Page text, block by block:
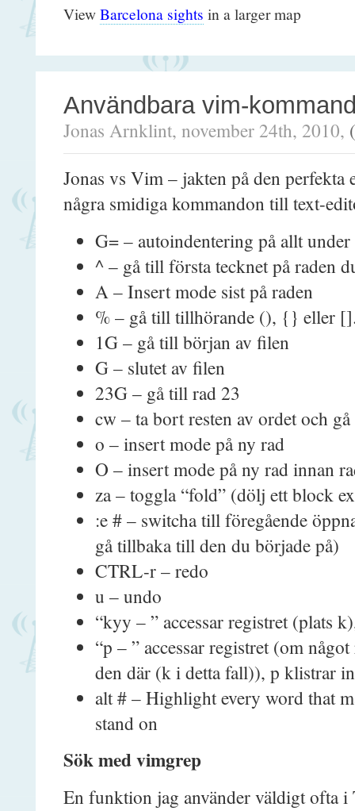
ViewBarcelona sights in a larger map
Användbara vim-
Jonas Arnklint, november 24th, 2010,
Jonas vs Vim – jakten på den
några smidiga kommandon till text-
G= – autoindentering på allt under
^ – gå till första tecknet på raden
A – Insert mode sist på raden
% – gå till tillhörande (), {} eller
1G – gå till början av filen
G – slutet av filen
23G – gå till rad 23
cw – ta bort resten av ordet och
o – insert mode på ny rad
O – insert mode på ny rad innan
za – toggla “fold” (dölj ett block
:e # – switcha till föregående
gå tillbaka till den du började på)
CTRL-r – redo
u – undo
“kyy – ” accessar registret (plats
“p – ” accessar registret (om
den där (k i detta fall)), p klistrar
alt # – Highlight every word that
stand on
Sök med vimgrep
En funktion jag använder väldigt ofta i